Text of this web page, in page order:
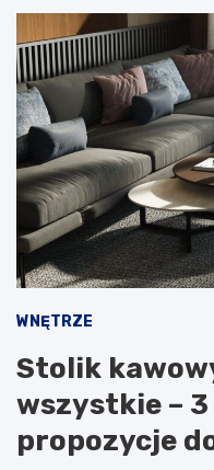
WNĘTRZE
Stolik
wszystkie –
propozycje